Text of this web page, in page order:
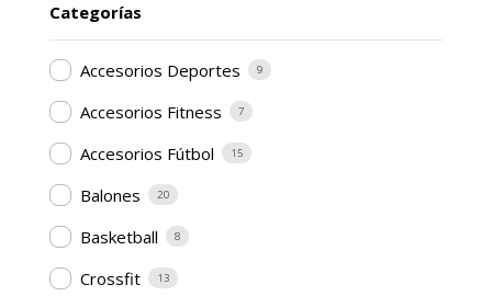
Categorías
Accesorios Deportes 9
Accesorios Fitness 7
Accesorios Fútbol 15
Balones 20
Basketball 8
Crossfit 13